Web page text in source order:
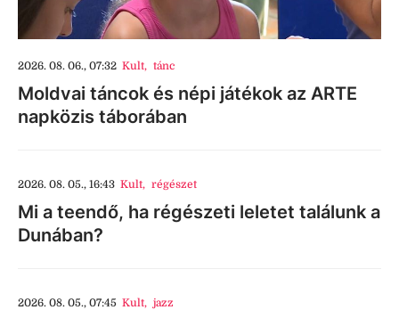
2026. 08. 06., 07:32 Kult, tánc
Moldvai táncok és népi játékok az ARTE
napközis táborában
2026. 08. 05., 16:43 Kult, régészet
Mi a teendő, ha régészeti leletet találunk a
Dunában?
2026. 08. 05., 07:45 Kult, jazz